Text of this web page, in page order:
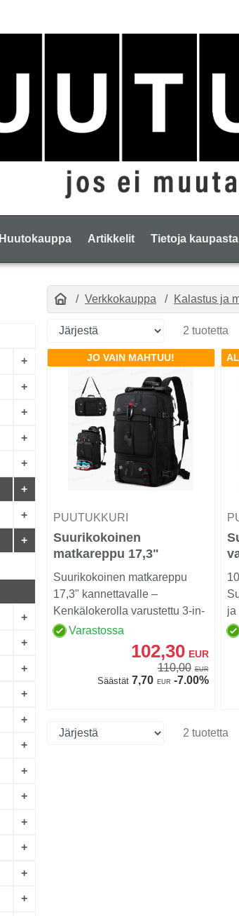
Huutokauppa Artikkelit Tietoja kaupasta
+
+
+
+
+
+
+
+
+
+
+
+
+
+
+
+
+
+
+
+
Verkkokauppa Kalastus ja
2 tuotetta
JO VAIN MAHTUU!
PUUTUKKURI
Suurikokoinen
matkareppu 17,3"
Suurikokoinen matkareppu
17,3" kannettavalle –
Kenkälokerolla varustettu 3-in-
1 monitoimireppu
Varastossa
102,30 EUR
110,00 EUR
Säästät7,70 EUR -7.00%
ja
2 tuotetta